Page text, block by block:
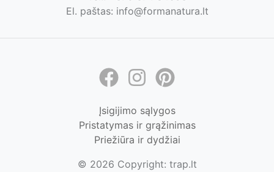
El. paštas: info@formanatura.lt
Įsigijimo sąlygos
Pristatymas ir grąžinimas
Priežiūra ir dydžiai
© 2026 Copyright: trap.lt